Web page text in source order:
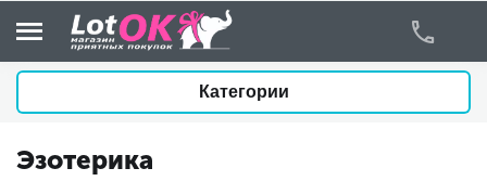
Категории
Эзотерика